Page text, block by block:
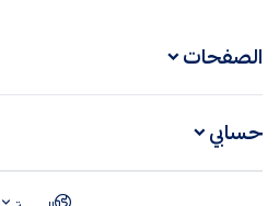
الصفحات
حسابي